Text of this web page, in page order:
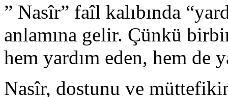
” Nasîr” faîl kalıbında
anlamına gelir. Çünkü
hem yardım eden, hem de
Nasîr, dostunu ve